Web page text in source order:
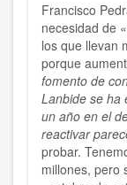
Francisco
necesidad de
los que llevan
porque
fomento de
Lanbide se ha
un año en el
reactivar
probar.
millones, pero